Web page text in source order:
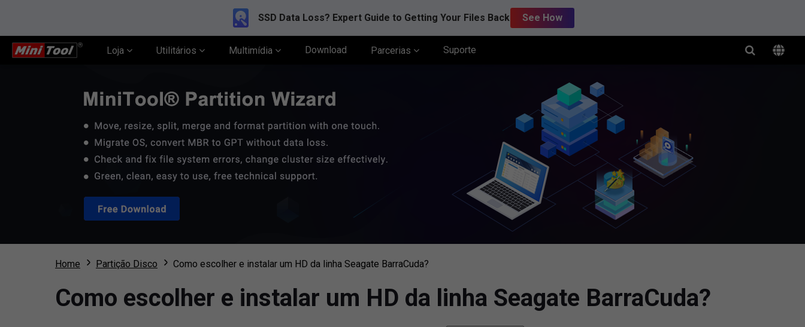
SSD Data Loss? Expert Guide to Getting Your Files Back See How
Loja Utilitários Multimídia Download Parcerias Suporte
Home Partição Disco Como escolher e instalar um HD da linha Seagate BarraCuda?
Como escolher e instalar um HD da linha Seagate BarraCuda?